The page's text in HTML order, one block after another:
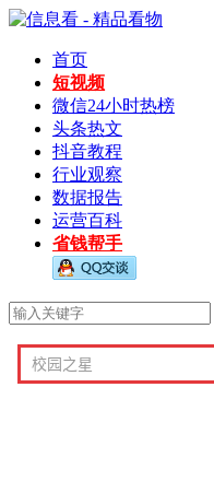
首页
短视频
微信24小时热榜
头条热文
抖音教程
行业观察
数据报告
运营百科
省钱帮手